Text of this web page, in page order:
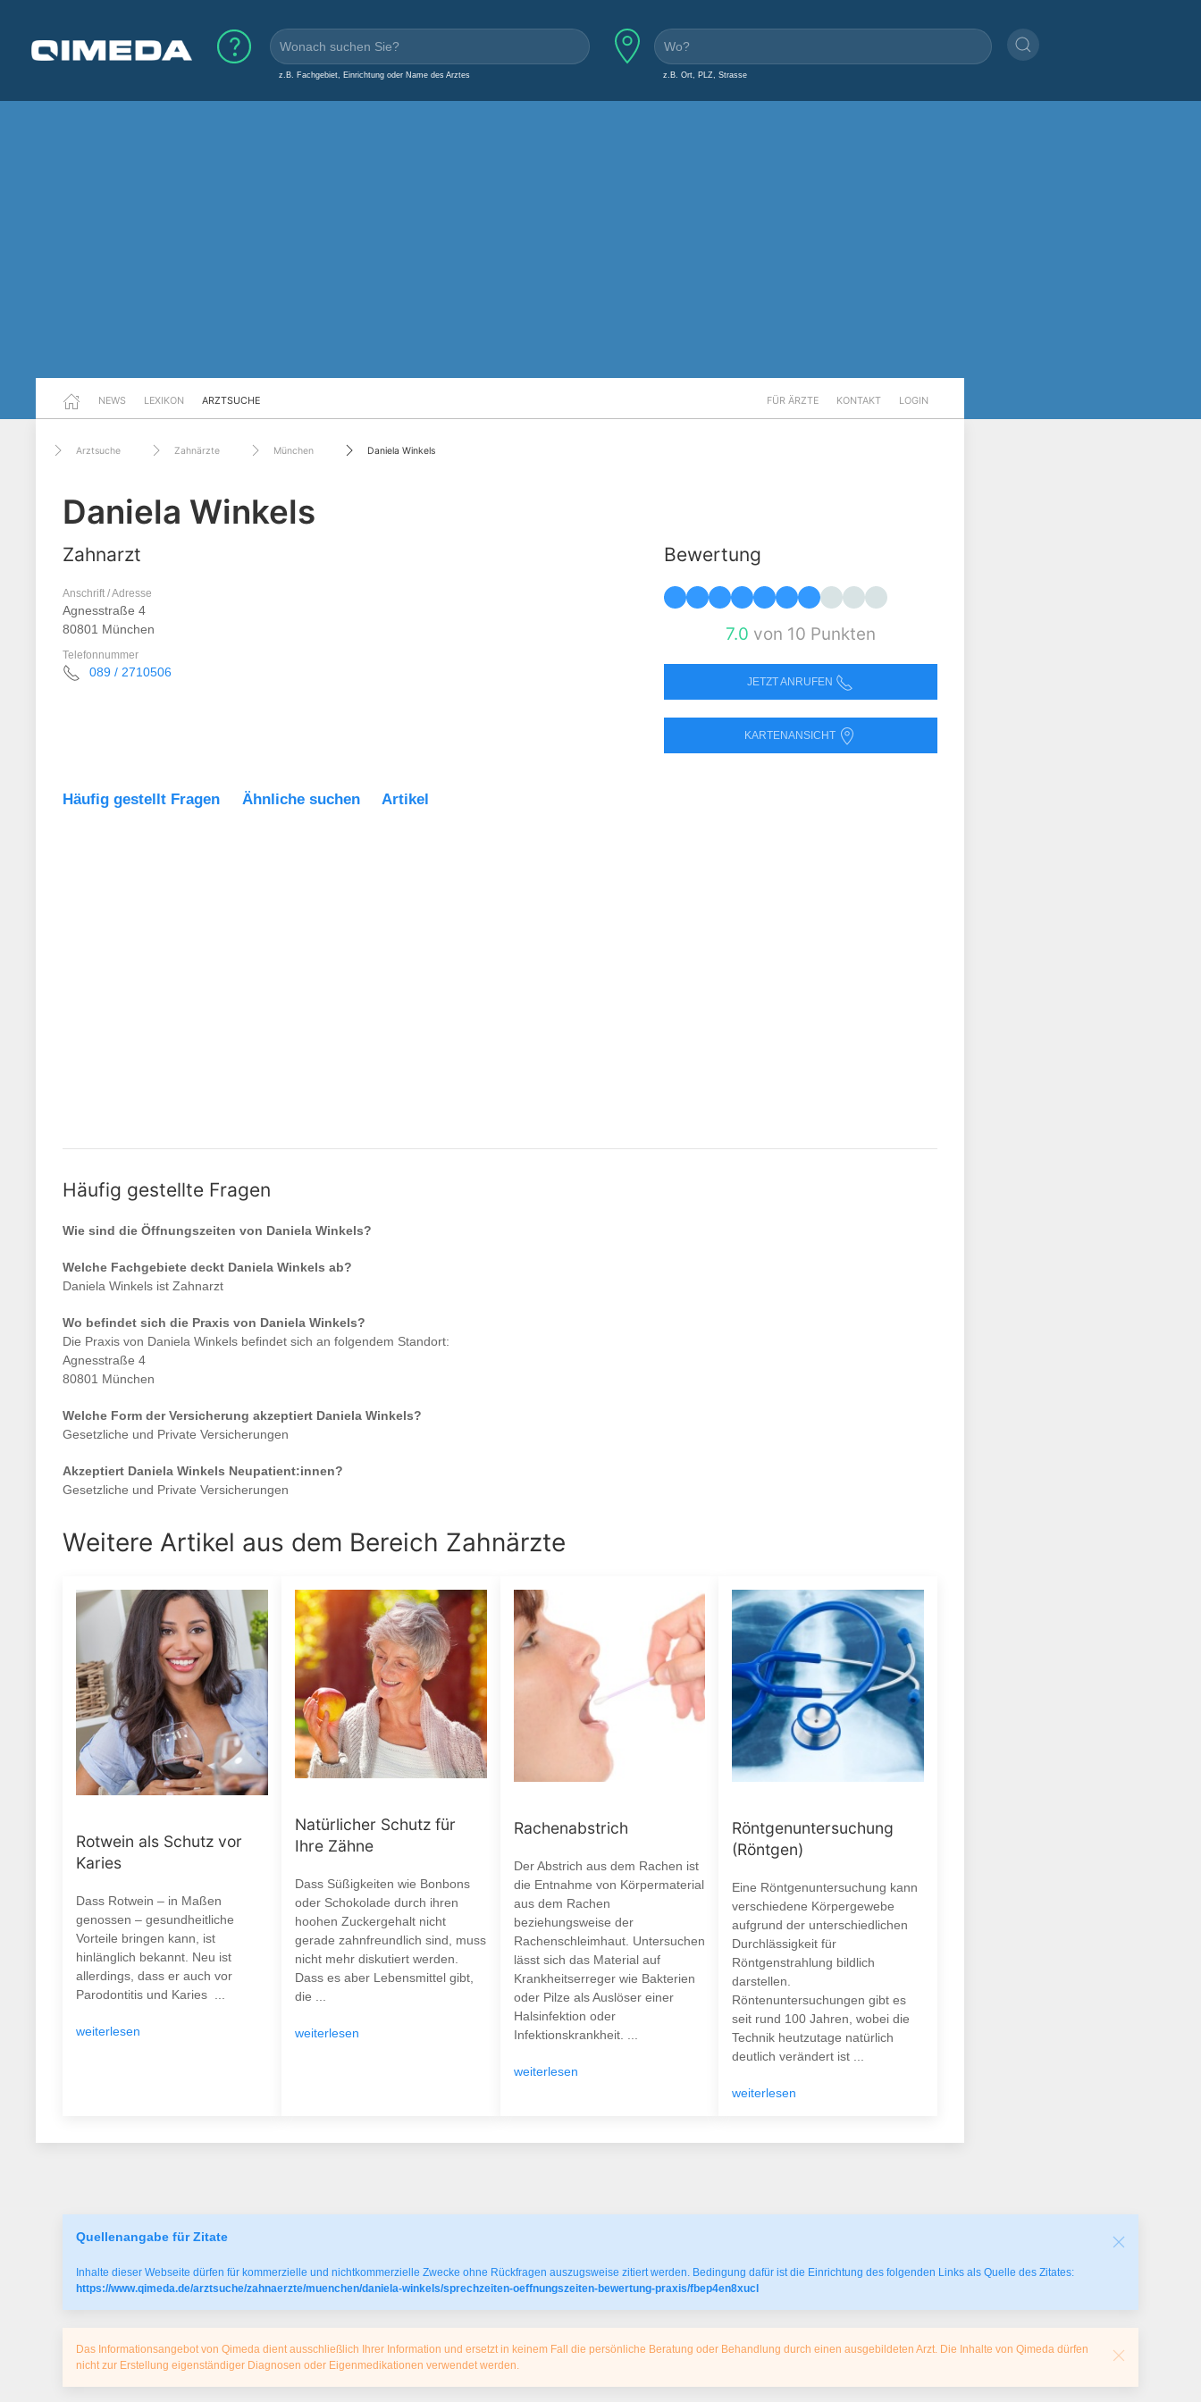
z.B. Fachgebiet, Einrichtung oder Name des Arztes z.B. Ort, PLZ, Strasse
NEWS LEXIKON ARZTSUCHE FÜR ÄRZTE KONTAKT LOGIN
Arztsuche Zahnärzte München Daniela Winkels
Daniela Winkels
Zahnarzt
Anschrift / Adresse
Agnesstraße 4
80801 München
Telefonnummer
089 / 2710506
Bewertung
7.0 von 10 Punkten
JETZT ANRUFEN
KARTENANSICHT
Häufig gestellt Fragen Ähnliche suchen Artikel
Häufig gestellte Fragen
Wie sind die Öffnungszeiten von Daniela Winkels?
Welche Fachgebiete deckt Daniela Winkels ab?
Daniela Winkels ist Zahnarzt
Wo befindet sich die Praxis von Daniela Winkels?
Die Praxis von Daniela Winkels befindet sich an folgendem Standort:
Agnesstraße 4
80801 München
Welche Form der Versicherung akzeptiert Daniela Winkels?
Gesetzliche und Private Versicherungen
Akzeptiert Daniela Winkels Neupatient:innen?
Gesetzliche und Private Versicherungen
Weitere Artikel aus dem Bereich Zahnärzte
Rotwein als Schutz vor
Karies
Dass Rotwein – in Maßen
genossen – gesundheitliche
Vorteile bringen kann, ist
hinlänglich bekannt. Neu ist
allerdings, dass er auch vor
Parodontitis und Karies ...
weiterlesen
Natürlicher Schutz für
Ihre Zähne
Dass Süßigkeiten wie Bonbons
oder Schokolade durch ihren
hoohen Zuckergehalt nicht
gerade zahnfreundlich sind, muss
nicht mehr diskutiert werden.
Dass es aber Lebensmittel gibt,
die ...
weiterlesen
Rachenabstrich
Der Abstrich aus dem Rachen ist
die Entnahme von Körpermaterial
aus dem Rachen
beziehungsweise der
Rachenschleimhaut. Untersuchen
lässt sich das Material auf
Krankheitserreger wie Bakterien
oder Pilze als Auslöser einer
Halsinfektion oder
Infektionskrankheit. ...
weiterlesen
Röntgenuntersuchung
(Röntgen)
Eine Röntgenuntersuchung kann
verschiedene Körpergewebe
aufgrund der unterschiedlichen
Durchlässigkeit für
Röntgenstrahlung bildlich
darstellen.
Röntenuntersuchungen gibt es
seit rund 100 Jahren, wobei die
Technik heutzutage natürlich
deutlich verändert ist ...
weiterlesen
Quellenangabe für Zitate
Inhalte dieser Webseite dürfen für kommerzielle und nichtkommerzielle Zwecke ohne Rückfragen auszugsweise zitiert werden. Bedingung dafür ist die Einrichtung des folgenden Links als Quelle des Zitates:
https://www.qimeda.de/arztsuche/zahnaerzte/muenchen/daniela-winkels/sprechzeiten-oeffnungszeiten-bewertung-praxis/fbep4en8xucl
Das Informationsangebot von Qimeda dient ausschließlich Ihrer Information und ersetzt in keinem Fall die persönliche Beratung oder Behandlung durch einen ausgebildeten Arzt. Die Inhalte von Qimeda dürfen
nicht zur Erstellung eigenständiger Diagnosen oder Eigenmedikationen verwendet werden.